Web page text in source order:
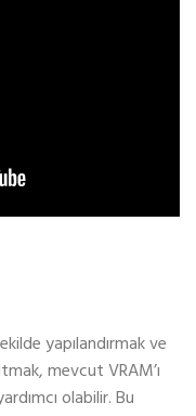
yapılandırmak ve
mevcut VRAM’ı
olabilir. Bu